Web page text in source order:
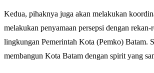
Kedua, pihaknya juga akan melakukan
melakukan penyamaan persepsi dengan
lingkungan Pemerintah Kota (Pemko) Batam.
membangun Kota Batam dengan spirit yang